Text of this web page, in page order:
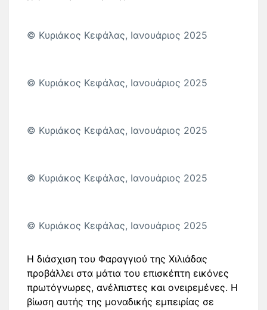
© Κυριάκος Κεφάλας, Ιανουάριος 2025
© Κυριάκος Κεφάλας, Ιανουάριος 2025
© Κυριάκος Κεφάλας, Ιανουάριος 2025
© Κυριάκος Κεφάλας, Ιανουάριος 2025
© Κυριάκος Κεφάλας, Ιανουάριος 2025
Η διάσχιση του Φαραγγιού της Χιλιάδας
προβάλλει στα μάτια του επισκέπτη εικόνες
πρωτόγνωρες, ανέλπιστες και ονειρεμένες. Η
βίωση αυτής της μοναδικής εμπειρίας σε